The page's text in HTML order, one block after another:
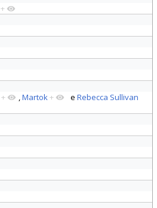
+
+ ,Martok+ e Rebecca Sullivan